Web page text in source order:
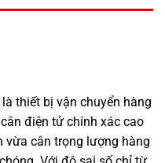
là thiết bị vận chuyển hàng
điện tử chính xác cao
vừa cân trọng lượng hàng